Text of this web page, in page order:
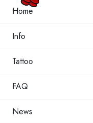
Home
Info
Tattoo
FAQ
News